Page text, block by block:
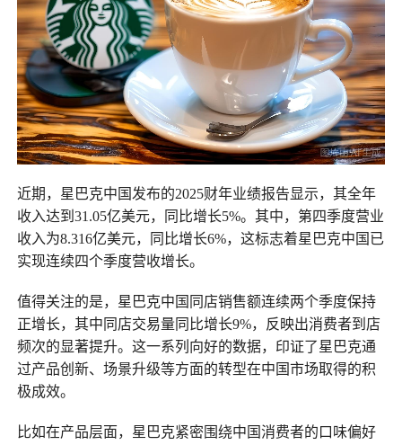
近期，星巴克中国发布的2025财年业绩报告显示，其全年
收入达到31.05亿美元，同比增长5%。其中，第四季度营业
收入为8.316亿美元，同比增长6%，这标志着星巴克中国已
实现连续四个季度营收增长。
值得关注的是，星巴克中国同店销售额连续两个季度保持
正增长，其中同店交易量同比增长9%，反映出消费者到店
频次的显著提升。这一系列向好的数据，印证了星巴克通
过产品创新、场景升级等方面的转型在中国市场取得的积
极成效。
比如在产品层面，星巴克紧密围绕中国消费者的口味偏好